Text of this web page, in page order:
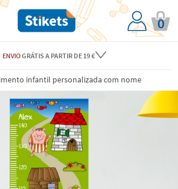
0
ENVIOGRÁTIS A PARTIR DE 19 €
infantil personalizada com nome